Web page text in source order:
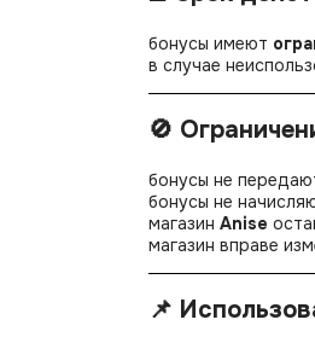
бонусы имеют
в случае
🚫
бонусы не
бонусы не
магазин Anise
магазин вправе
📌